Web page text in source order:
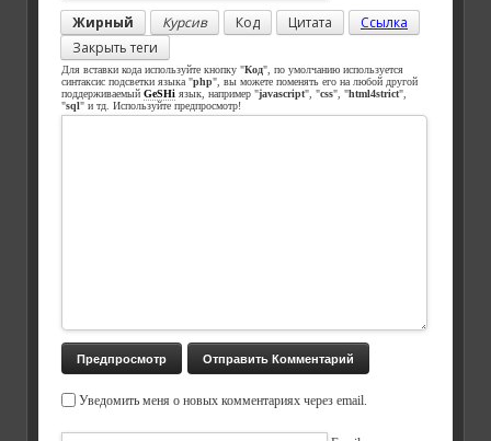
Жирный Курсив Код Цитата
Ссылка
Закрыть теги
Для вставки кода используйте кнопку "Код", по умолчанию используется
синтаксис подсветки языка "php", вы можете поменять его на любой другой
поддерживаемый GeSHi язык, например "javascript", "css", "html4strict",
"sql" и тд. Используйте предпросмотр!
Уведомить меня о новых комментариях через email.